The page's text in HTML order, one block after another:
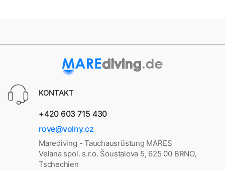
KONTAKT
+420 603 715 430
rove@volny.cz
Marediving - Tauchausrüstung MARES
Velana spol. s.r.o. Šoustalova 5, 625 00 BRNO,
Tschechien